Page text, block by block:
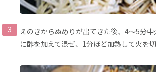
えのきからぬめりが出てきた後、4〜5分
に酢を加えて混ぜ、1分ほど加熱して火を切